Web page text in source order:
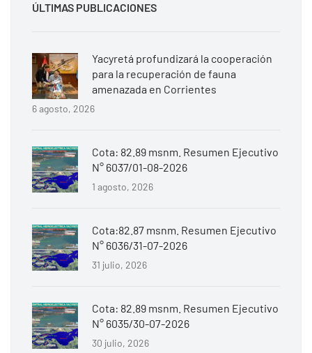
ÚLTIMAS PUBLICACIONES
Yacyretá profundizará la cooperación
para la recuperación de fauna
amenazada en Corrientes
6 agosto, 2026
Cota: 82.89 msnm. Resumen Ejecutivo
N° 6037/01-08-2026
1 agosto, 2026
Cota:82.87 msnm. Resumen Ejecutivo
N° 6036/31-07-2026
31 julio, 2026
Cota: 82.89 msnm. Resumen Ejecutivo
N° 6035/30-07-2026
30 julio, 2026